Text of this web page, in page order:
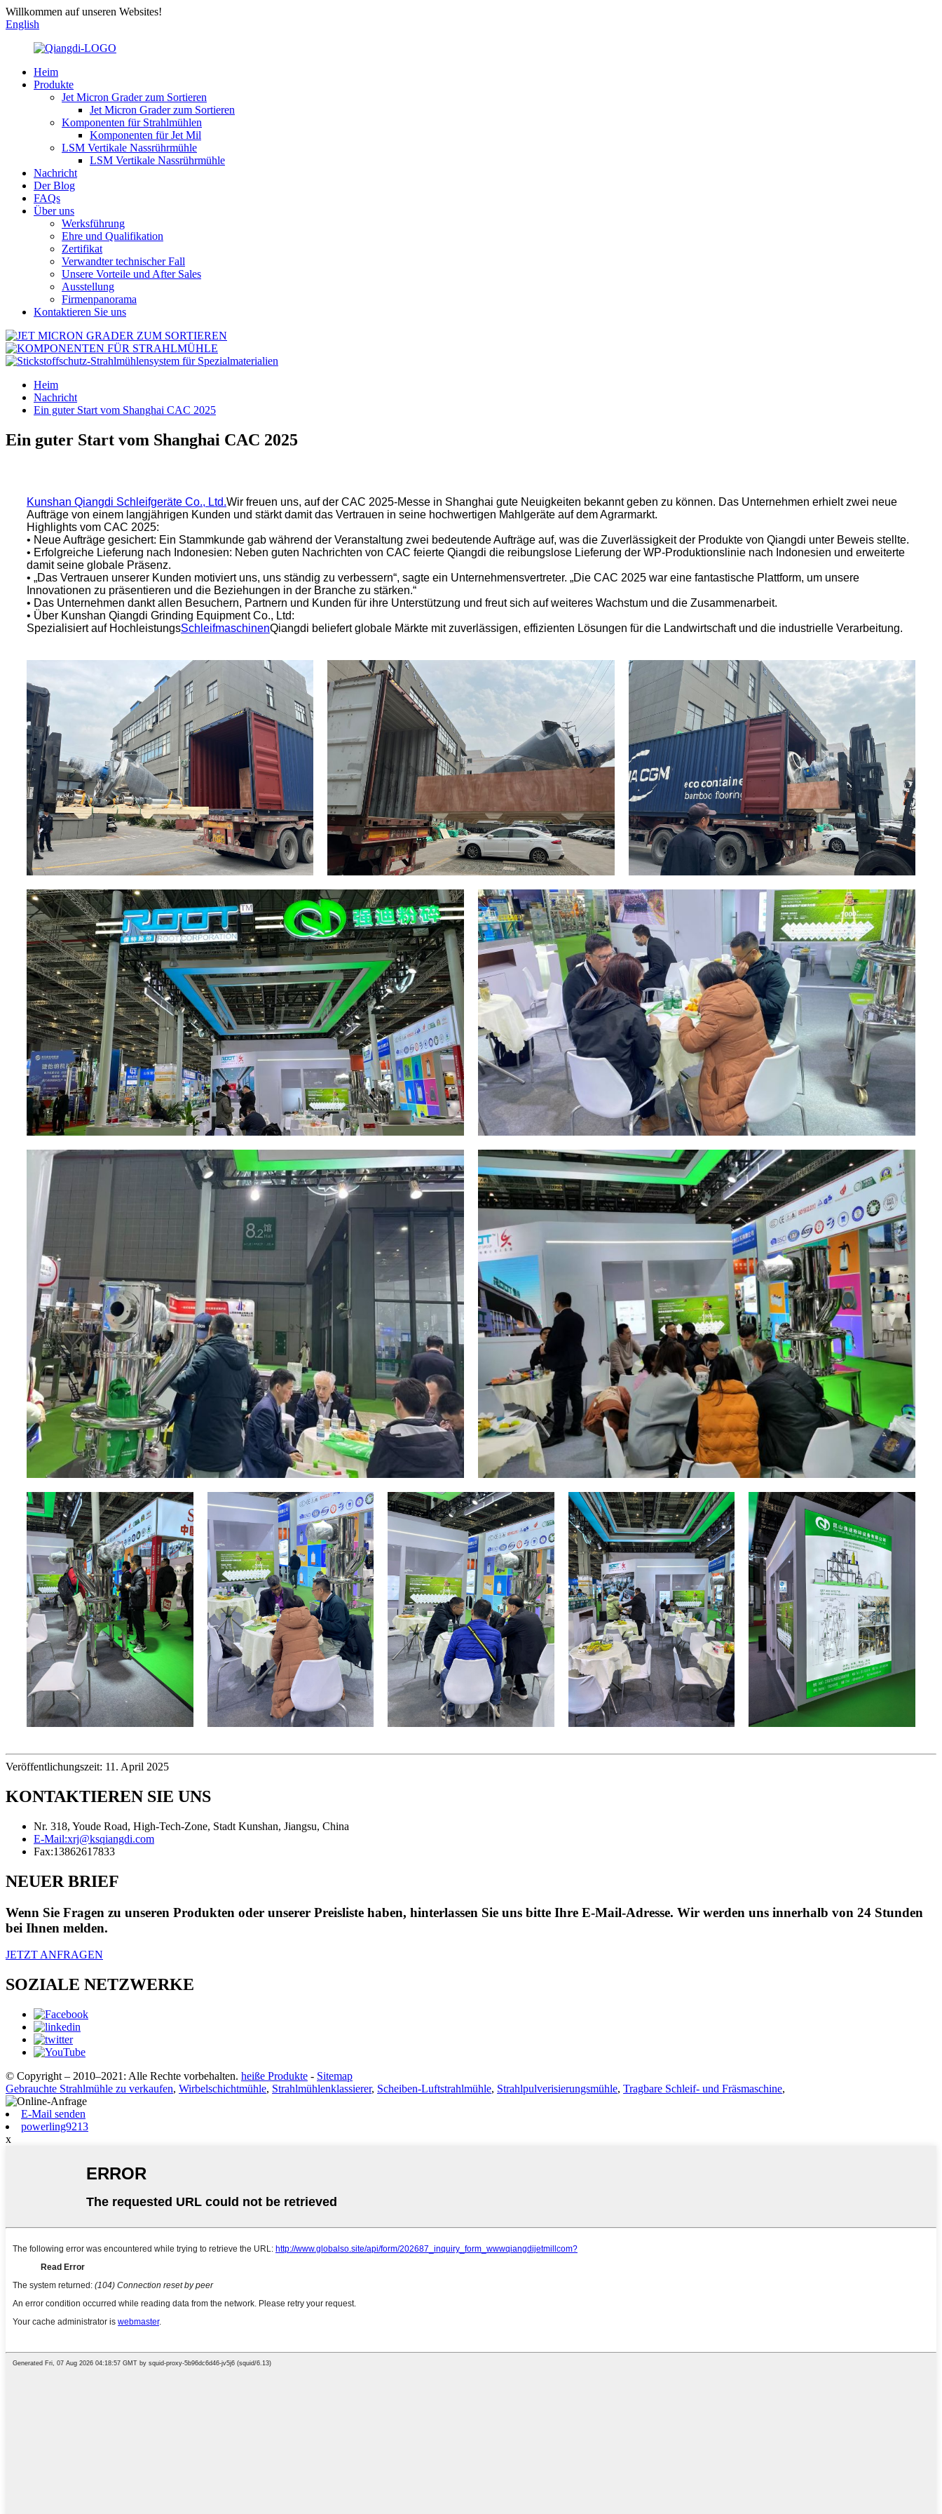
Willkommen auf unseren Websites!
English
Heim
Produkte
Jet Micron Grader zum Sortieren
Jet Micron Grader zum Sortieren
Komponenten für Strahlmühlen
Komponenten für Jet Mil
LSM Vertikale Nassrührmühle
LSM Vertikale Nassrührmühle
Nachricht
Der Blog
FAQs
Über uns
Werksführung
Ehre und Qualifikation
Zertifikat
Verwandter technischer Fall
Unsere Vorteile und After Sales
Ausstellung
Firmenpanorama
Kontaktieren Sie uns
Heim
Nachricht
Ein guter Start vom Shanghai CAC 2025
Ein guter Start vom Shanghai CAC 2025
Kunshan Qiangdi Schleifgeräte Co., Ltd.Wir freuen uns, auf der CAC 2025-Messe in Shanghai gute Neuigkeiten bekannt geben zu können. Das Unternehmen erhielt zwei neue
Aufträge von einem langjährigen Kunden und stärkt damit das Vertrauen in seine hochwertigen Mahlgeräte auf dem Agrarmarkt.
Highlights vom CAC 2025:
• Neue Aufträge gesichert: Ein Stammkunde gab während der Veranstaltung zwei bedeutende Aufträge auf, was die Zuverlässigkeit der Produkte von Qiangdi unter Beweis stellte.
• Erfolgreiche Lieferung nach Indonesien: Neben guten Nachrichten von CAC feierte Qiangdi die reibungslose Lieferung der WP-Produktionslinie nach Indonesien und erweiterte
damit seine globale Präsenz.
• „Das Vertrauen unserer Kunden motiviert uns, uns ständig zu verbessern“, sagte ein Unternehmensvertreter. „Die CAC 2025 war eine fantastische Plattform, um unsere
Innovationen zu präsentieren und die Beziehungen in der Branche zu stärken.“
• Das Unternehmen dankt allen Besuchern, Partnern und Kunden für ihre Unterstützung und freut sich auf weiteres Wachstum und die Zusammenarbeit.
• Über Kunshan Qiangdi Grinding Equipment Co., Ltd:
Spezialisiert auf HochleistungsSchleifmaschinenQiangdi beliefert globale Märkte mit zuverlässigen, effizienten Lösungen für die Landwirtschaft und die industrielle Verarbeitung.
Veröffentlichungszeit: 11. April 2025
KONTAKTIEREN SIE UNS
Nr. 318, Youde Road, High-Tech-Zone, Stadt Kunshan, Jiangsu, China
E-Mail:xrj@ksqiangdi.com
Fax:13862617833
NEUER BRIEF
Wenn Sie Fragen zu unseren Produkten oder unserer Preisliste haben, hinterlassen Sie uns bitte Ihre E-Mail-Adresse. Wir werden uns innerhalb von 24 Stunden
bei Ihnen melden.
JETZT ANFRAGEN
SOZIALE NETZWERKE
© Copyright – 2010–2021: Alle Rechte vorbehalten. heiße Produkte - Sitemap
Gebrauchte Strahlmühle zu verkaufen, Wirbelschichtmühle, Strahlmühlenklassierer, Scheiben-Luftstrahlmühle, Strahlpulverisierungsmühle, Tragbare Schleif- und Fräsmaschine,
E-Mail senden
powerling9213
x